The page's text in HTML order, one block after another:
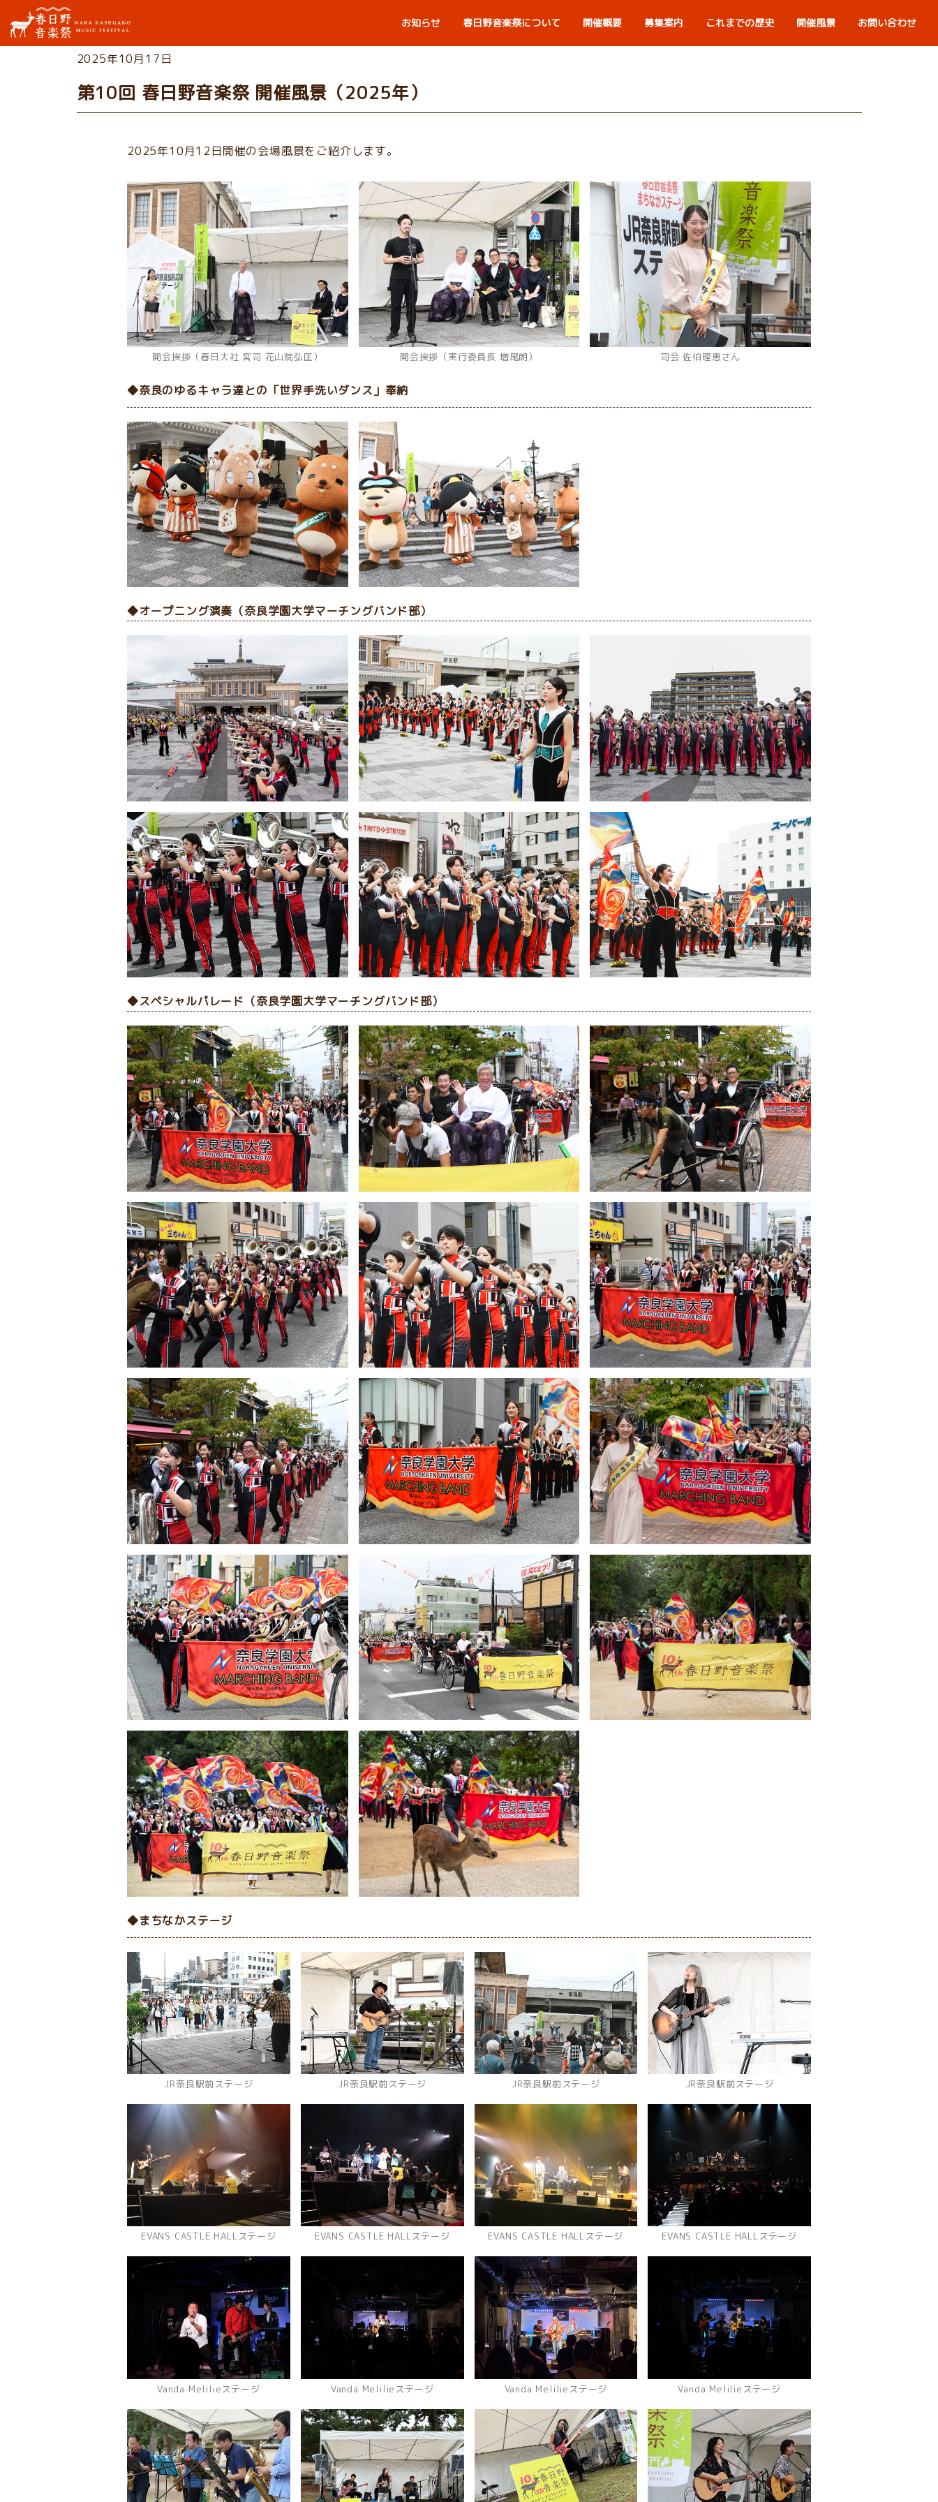
お知らせ 春日野音楽祭について 開催概要 募集案内 これまでの歴史 開催風景 お問い合わせ
2025年10月17日
第10回 春日野音楽祭 開催風景（2025年）
2025年10月12日開催の会場風景をご紹介します。
開会挨拶（春日大社 宮司 花山院弘匡） 開会挨拶（実行委員長 増尾朗） 司会 佐伯理恵さん
◆奈良のゆるキャラ達との「世界手洗いダンス」奉納
◆オープニング演奏（奈良学園大学マーチングバンド部）
◆スペシャルパレード（奈良学園大学マーチングバンド部）
◆まちなかステージ
JR奈良駅前ステージ JR奈良駅前ステージ JR奈良駅前ステージ JR奈良駅前ステージ
EVANS CASTLE HALLステージ EVANS CASTLE HALLステージ EVANS CASTLE HALLステージ EVANS CASTLE HALLステージ
Vanda Melilieステージ Vanda Melilieステージ Vanda Melilieステージ Vanda Melilieステージ